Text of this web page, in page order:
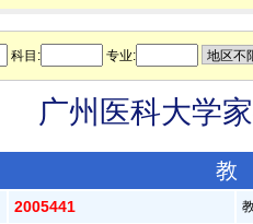
科目: 专业:
广州医科大学
2005441